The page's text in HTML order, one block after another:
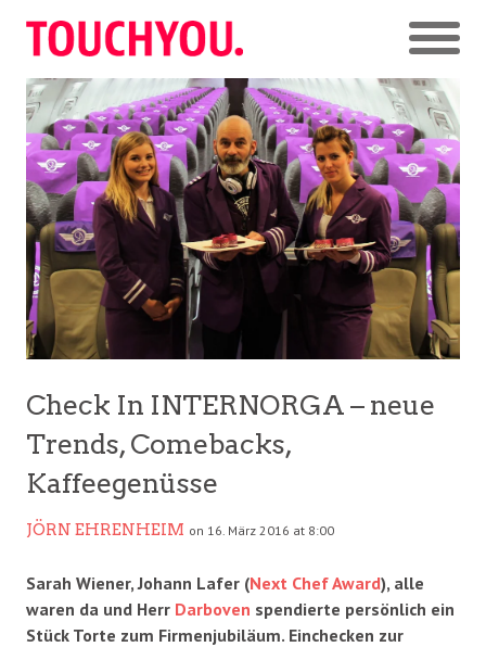
Check In INTERNORGA – neue
Trends, Comebacks,
Kaffeegenüsse
JÖRN EHRENHEIM on 16. März 2016 at 8:00
Sarah Wiener, Johann Lafer (Next Chef Award), alle
waren da und Herr Darboven spendierte persönlich ein
Stück Torte zum Firmenjubiläum. Einchecken zur